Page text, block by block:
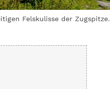
Felskulisse der Zugspitze.